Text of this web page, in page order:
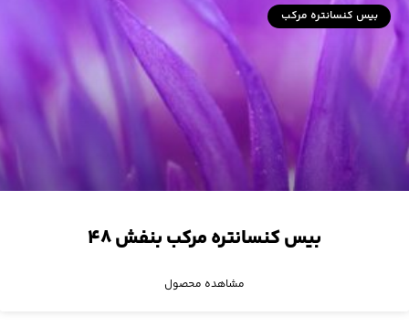
بیس کنسانتره مرکب
بیس کنسانتره مرکب بنفش ۴۸
مشاهده محصول